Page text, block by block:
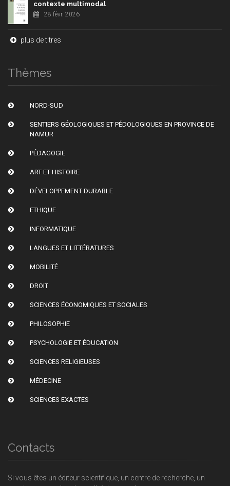
contexte multimodal
28 févr. 2026
plus de titres
Thèmes
NORD-SUD
SENTIERS GÉOLOGIQUES ET PÉDOLOGIQUES EN PROVINCE DE
NAMUR
PÉDAGOGIE
ART ET HISTOIRE
DÉVELOPPEMENT DURABLE
ETHIQUE
INFORMATIQUE
LANGUES ET LITTÉRATURES
MOBILITÉ
DROIT
SCIENCES ÉCONOMIQUES ET SOCIALES
PHILOSOPHIE
PSYCHOLOGIE ET ÉDUCATION
SCIENCES RELIGIEUSES
MÉDECINE
SCIENCES EXACTES
Contacts
Si vous êtes un éditeur scientifique, un centre de recherche, un